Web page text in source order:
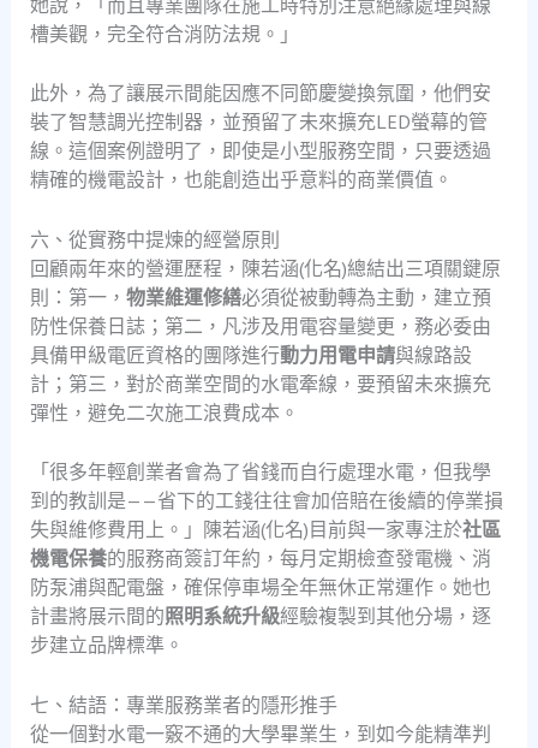
槽美觀，完全符合消防法規。」
此外，為了讓展示間能因應不同節慶變換氛圍，他們安
裝了智慧調光控制器，並預留了未來擴充LED螢幕的管
線。這個案例證明了，即使是小型服務空間，只要透過
精確的機電設計，也能創造出乎意料的商業價值。
六、從實務中提煉的經營原則
回顧兩年來的營運歷程，陳若涵(化名)總結出三項關鍵原
則：第一， 物業維運修繕必須從被動轉為主動，建立預
防性保養日誌；第二，凡涉及用電容量變更，務必委由
具備甲級電匠資格的團隊進行動力用電申請與線路設
計；第三，對於商業空間的水電牽線，要預留未來擴充
彈性，避免二次施工浪費成本。
「很多年輕創業者會為了省錢而自行處理水電，但我學
到的教訓是——省下的工錢往往會加倍賠在後續的停業損
失與維修費用上。」陳若涵(化名)目前與一家專注於社區
機電保養的服務商簽訂年約，每月定期檢查發電機、消
防泵浦與配電盤，確保停車場全年無休正常運作。她也
計畫將展示間的照明系統升級經驗複製到其他分場，逐
步建立品牌標準。
七、結語：專業服務業者的隱形推手
從一個對水電一竅不通的大學畢業生，到如今能精準判